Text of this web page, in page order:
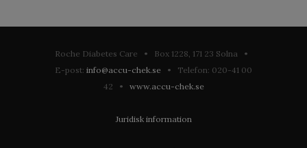
Roche Diabetes Care • Box 1228, 171 23 Solna •
E-post: info@accu-chek.se • Telefon: 020-41 00
42 • www.accu-chek.se
Juridisk information